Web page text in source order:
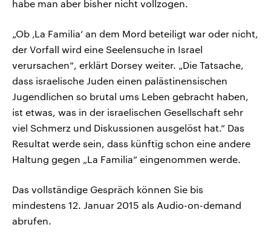
habe man aber bisher nicht vollzogen.
„Ob ‚La Familia‘ an dem Mord beteiligt war oder nicht,
der Vorfall wird eine Seelensuche in Israel
verursachen“, erklärt Dorsey weiter. „Die Tatsache,
dass israelische Juden einen palästinensischen
Jugendlichen so brutal ums Leben gebracht haben,
ist etwas, was in der israelischen Gesellschaft sehr
viel Schmerz und Diskussionen ausgelöst hat.“ Das
Resultat werde sein, dass künftig schon eine andere
Haltung gegen „La Familia“ eingenommen werde.
Das vollständige Gespräch können Sie bis
mindestens 12. Januar 2015 als Audio-on-demand
abrufen.